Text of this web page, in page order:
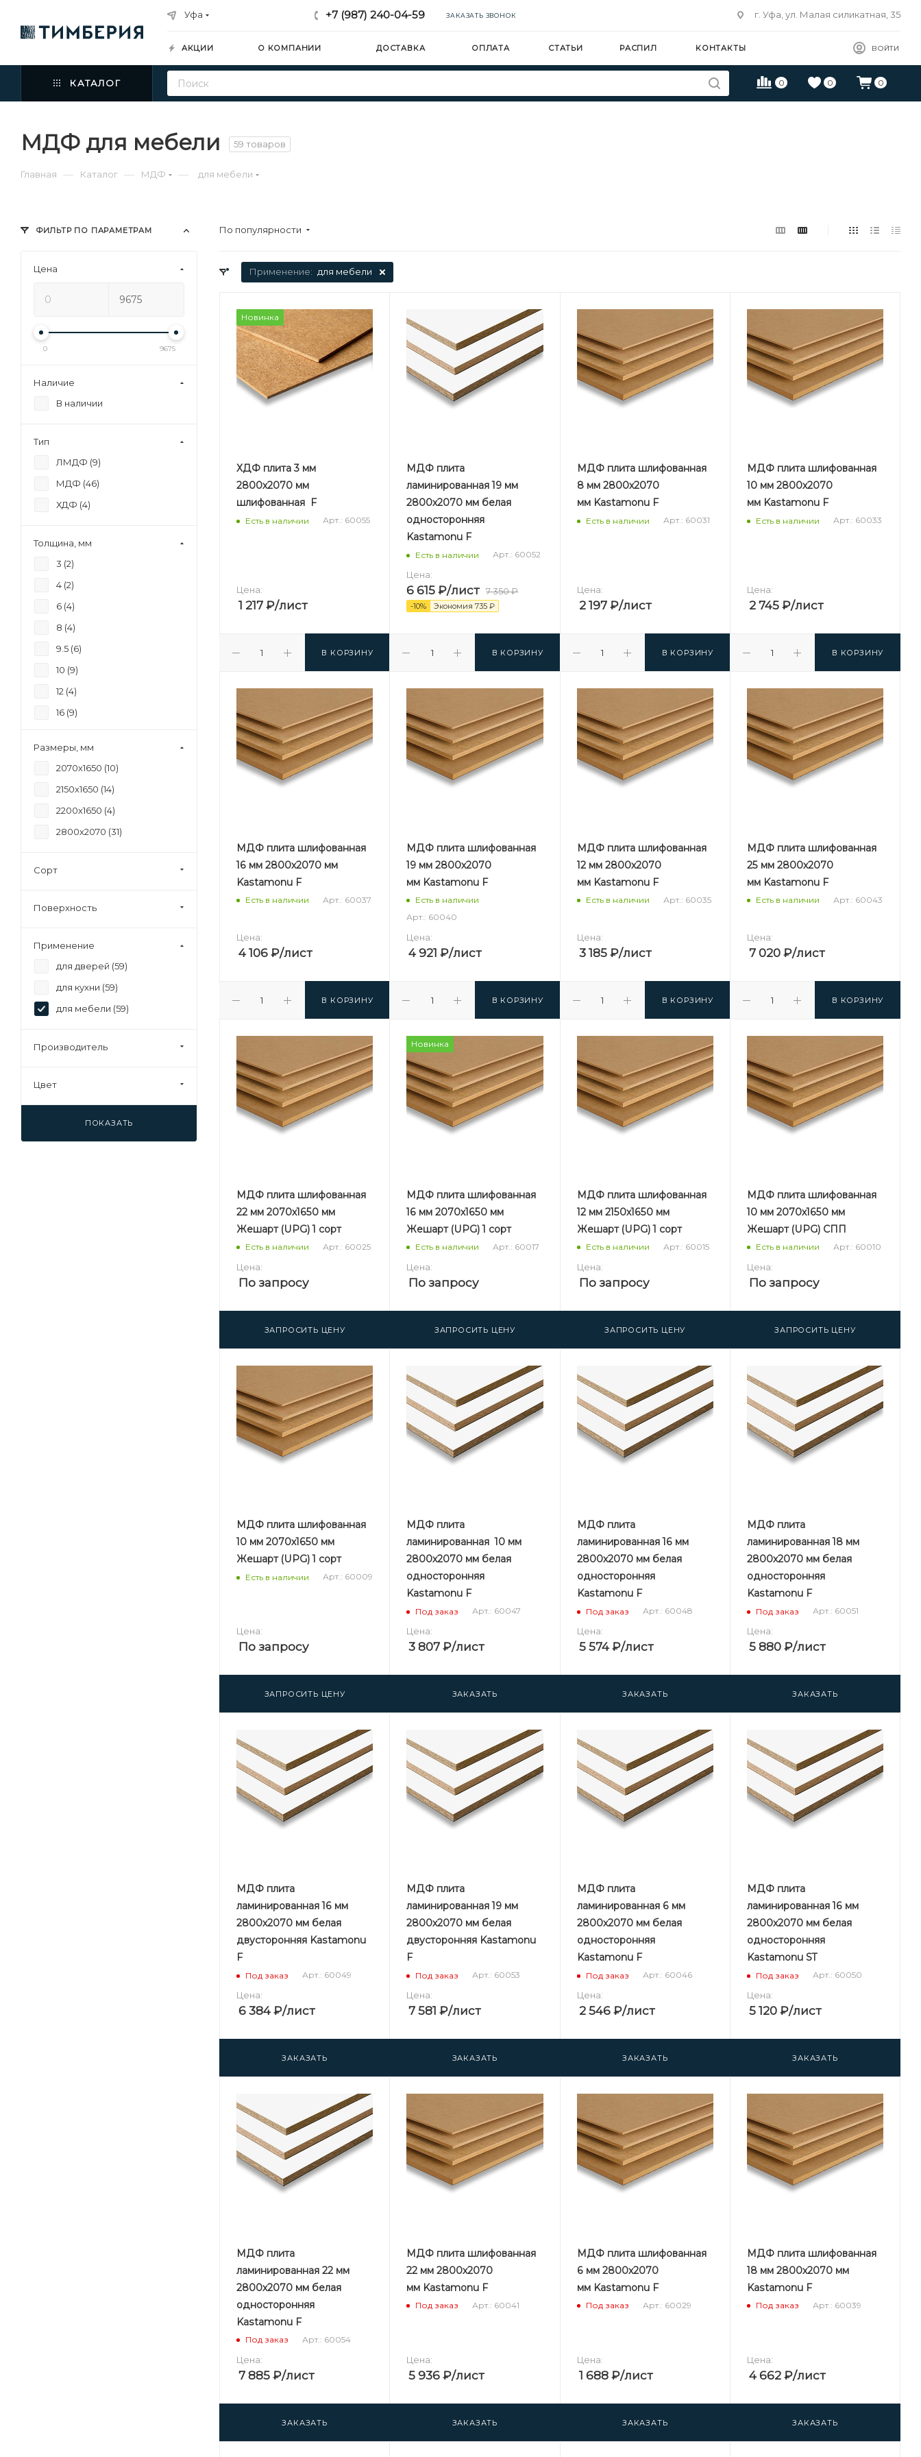
Уфа +7 (987) 240-04-59 ЗАКАЗАТЬ ЗВОНОК г. Уфа, ул. Малая силикатная, 35
ВОЙТИ
АКЦИИ О КОМПАНИИ ДОСТАВКА ОПЛАТА СТАТЬИ РАСПИЛ КОНТАКТЫ
0 0 0
КАТАЛОГ
МДФ для мебели 59 товаров
Главная — Каталог — МДФ — для мебели
По популярности
Применение: для мебели
Новинка
ХДФ плита 3 мм
2800х2070 мм
шлифованная F
Есть в наличии Арт.: 60055
Цена:
1 217 ₽/лист
В КОРЗИНУ
МДФ плита
ламинированная 19 мм
2800х2070 мм белая
односторонняя
Kastamonu F
Есть в наличии Арт.: 60052
Цена:
6 615 ₽/лист 7 350₽
-10% Экономия735 ₽
В КОРЗИНУ
МДФ плита шлифованная
8 мм 2800х2070
мм Kastamonu F
Есть в наличии Арт.: 60031
Цена:
2 197₽/лист
В КОРЗИНУ
МДФ плита шлифованная
10 мм 2800х2070
мм Kastamonu F
Есть в наличии Арт.: 60033
Цена:
2 745₽/лист
В КОРЗИНУ
МДФ плита шлифованная
16 мм 2800х2070 мм
Kastamonu F
Есть в наличии Арт.: 60037
Цена:
4 106 ₽/лист
В КОРЗИНУ
МДФ плита шлифованная
19 мм 2800х2070
мм Kastamonu F
Есть в наличии
Арт.: 60040
Цена:
4 921 ₽/лист
В КОРЗИНУ
МДФ плита шлифованная
12 мм 2800х2070
мм Kastamonu F
Есть в наличии Арт.: 60035
Цена:
3 185₽/лист
В КОРЗИНУ
МДФ плита шлифованная
25 мм 2800х2070
мм Kastamonu F
Есть в наличии Арт.: 60043
Цена:
7 020₽/лист
В КОРЗИНУ
МДФ плита шлифованная
22 мм 2070х1650 мм
Жешарт (UPG) 1 сорт
Есть в наличии Арт.: 60025
Цена:
По запросу
ЗАПРОСИТЬ ЦЕНУ
Новинка
МДФ плита шлифованная
16 мм 2070х1650 мм
Жешарт (UPG) 1 сорт
Есть в наличии Арт.: 60017
Цена:
По запросу
ЗАПРОСИТЬ ЦЕНУ
МДФ плита шлифованная
12 мм 2150х1650 мм
Жешарт (UPG) 1 сорт
Есть в наличии Арт.: 60015
Цена:
По запросу
ЗАПРОСИТЬ ЦЕНУ
МДФ плита шлифованная
10 мм 2070х1650 мм
Жешарт (UPG) СПП
Есть в наличии Арт.: 60010
Цена:
По запросу
ЗАПРОСИТЬ ЦЕНУ
МДФ плита шлифованная
10 мм 2070х1650 мм
Жешарт (UPG) 1 сорт
Есть в наличии Арт.: 60009
Цена:
По запросу
ЗАПРОСИТЬ ЦЕНУ
МДФ плита
ламинированная 10 мм
2800х2070 мм белая
односторонняя
Kastamonu F
Под заказ Арт.: 60047
Цена:
3 807 ₽/лист
ЗАКАЗАТЬ
МДФ плита
ламинированная 16 мм
2800х2070 мм белая
односторонняя
Kastamonu F
Под заказ Арт.: 60048
Цена:
5 574₽/лист
ЗАКАЗАТЬ
МДФ плита
ламинированная 18 мм
2800х2070 мм белая
односторонняя
Kastamonu F
Под заказ Арт.: 60051
Цена:
5 880₽/лист
ЗАКАЗАТЬ
МДФ плита
ламинированная 16 мм
2800х2070 мм белая
двусторонняя Kastamonu
F
Под заказ Арт.: 60049
Цена:
6 384 ₽/лист
ЗАКАЗАТЬ
МДФ плита
ламинированная 19 мм
2800х2070 мм белая
двусторонняя Kastamonu
F
Под заказ Арт.: 60053
Цена:
7 581 ₽/лист
ЗАКАЗАТЬ
МДФ плита
ламинированная 6 мм
2800х2070 мм белая
односторонняя
Kastamonu F
Под заказ Арт.: 60046
Цена:
2 546₽/лист
ЗАКАЗАТЬ
МДФ плита
ламинированная 16 мм
2800х2070 мм белая
односторонняя
Kastamonu ST
Под заказ Арт.: 60050
Цена:
5 120₽/лист
ЗАКАЗАТЬ
МДФ плита
ламинированная 22 мм
2800х2070 мм белая
односторонняя
Kastamonu F
Под заказ Арт.: 60054
Цена:
7 885 ₽/лист
ЗАКАЗАТЬ
МДФ плита шлифованная
22 мм 2800х2070
мм Kastamonu F
Под заказ Арт.: 60041
Цена:
5 936 ₽/лист
ЗАКАЗАТЬ
МДФ плита шлифованная
6 мм 2800х2070
мм Kastamonu F
Под заказ Арт.: 60029
Цена:
1 688₽/лист
ЗАКАЗАТЬ
МДФ плита шлифованная
18 мм 2800х2070 мм
Kastamonu F
Под заказ Арт.: 60039
Цена:
4 662₽/лист
ЗАКАЗАТЬ
ФИЛЬТР ПО ПАРАМЕТРАМ
Цена
0 9675
Наличие
В наличии
Тип
ЛМДФ (9)
МДФ (46)
ХДФ (4)
Толщина, мм
3 (2)
4 (2)
6 (4)
8 (4)
9.5 (6)
10 (9)
12 (4)
16 (9)
19 (
)
Размеры, мм
2070х1650 (10)
2150х1650 (14)
2200х1650 (4)
2800х2070 (31)
Сорт
Поверхность
Применение
для дверей (59)
для кухни (59)
для мебели (59)
Производитель
Цвет
ПОКАЗАТЬ